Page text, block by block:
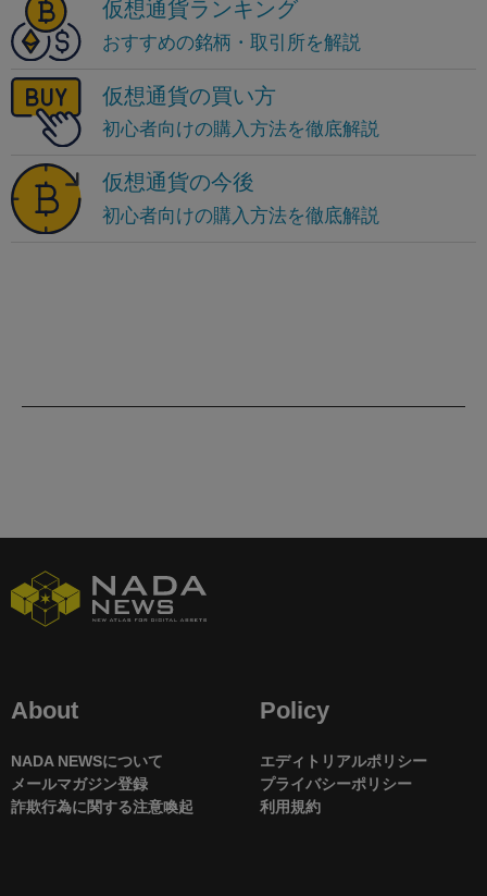
About
NADA NEWSについて
メールマガジン登録
詐欺行為に関する注意喚起
Policy
エディトリアルポリシー
プライバシーポリシー
利用規約